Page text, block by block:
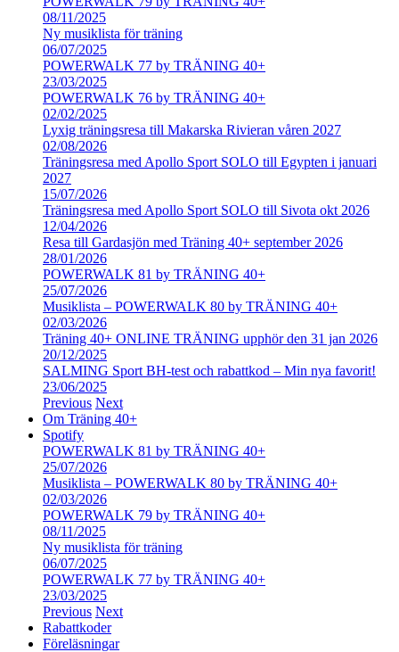
08/11/2025
Ny musiklista för träning
06/07/2025
POWERWALK 77 by TRÄNING 40+
23/03/2025
POWERWALK 76 by TRÄNING 40+
02/02/2025
Lyxig träningsresa till Makarska Rivieran våren 2027
02/08/2026
Träningsresa med Apollo Sport SOLO till Egypten i januari
2027
15/07/2026
Träningsresa med Apollo Sport SOLO till Sivota okt 2026
12/04/2026
Resa till Gardasjön med Träning 40+ september 2026
28/01/2026
POWERWALK 81 by TRÄNING 40+
25/07/2026
Musiklista – POWERWALK 80 by TRÄNING 40+
02/03/2026
Träning 40+ ONLINE TRÄNING upphör den 31 jan 2026
20/12/2025
SALMING Sport BH-test och rabattkod – Min nya favorit!
23/06/2025
Previous Next
Om Träning 40+
Spotify
POWERWALK 81 by TRÄNING 40+
25/07/2026
Musiklista – POWERWALK 80 by TRÄNING 40+
02/03/2026
POWERWALK 79 by TRÄNING 40+
08/11/2025
Ny musiklista för träning
06/07/2025
POWERWALK 77 by TRÄNING 40+
23/03/2025
Previous Next
Rabattkoder
Föreläsningar